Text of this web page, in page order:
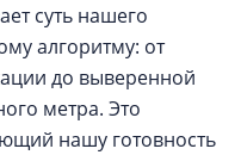
суть нашего
алгоритму: от
до выверенной
метра. Это
нашу готовность